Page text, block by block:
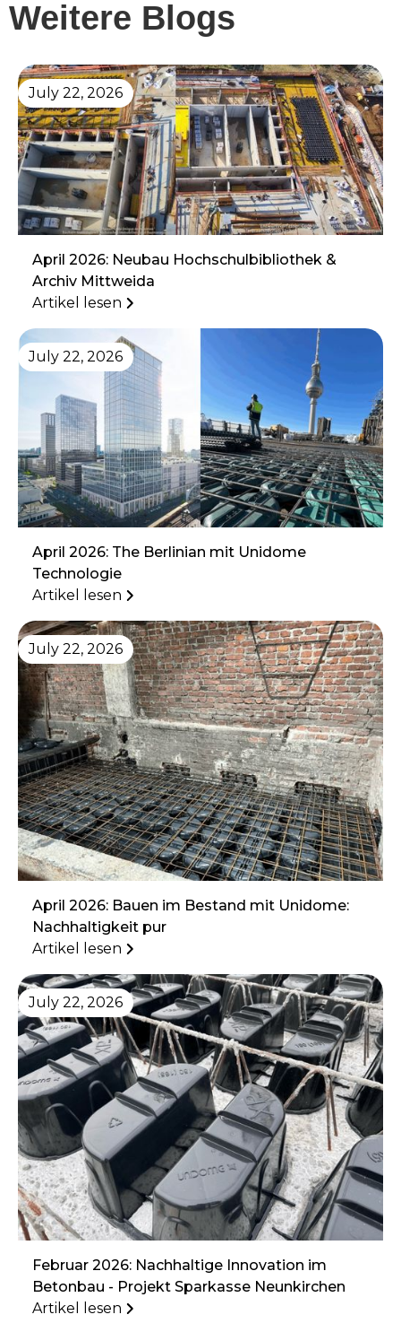
Weitere Blogs
July 22, 2026
April 2026: Neubau Hochschulbibliothek &
Archiv Mittweida
Artikel lesen
July 22, 2026
April 2026: The Berlinian mit Unidome
Technologie
Artikel lesen
July 22, 2026
April 2026: Bauen im Bestand mit Unidome:
Nachhaltigkeit pur
Artikel lesen
July 22, 2026
Februar 2026: Nachhaltige Innovation im
Betonbau - Projekt Sparkasse Neunkirchen
Artikel lesen